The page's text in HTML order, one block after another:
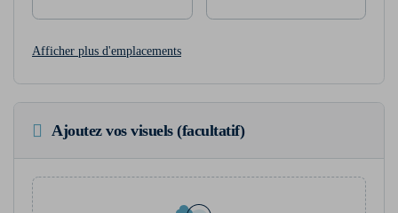
Afficher plus d'emplacements
Ajoutez vos visuels (facultatif)